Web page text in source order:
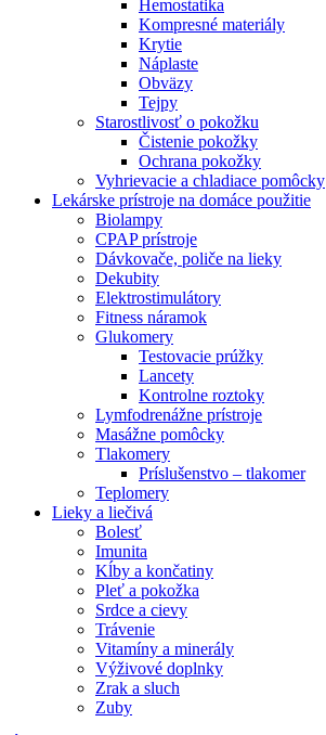
Hemostatika
Kompresné materiály
Krytie
Náplaste
Obväzy
Tejpy
Starostlivosť o pokožku
Čistenie pokožky
Ochrana pokožky
Vyhrievacie a chladiace pomôcky
Lekárske prístroje na domáce použitie
Biolampy
CPAP prístroje
Dávkovače, poliče na lieky
Dekubity
Elektrostimulátory
Fitness náramok
Glukomery
Testovacie prúžky
Lancety
Kontrolne roztoky
Lymfodrenážne prístroje
Masážne pomôcky
Tlakomery
Príslušenstvo – tlakomer
Teplomery
Lieky a liečivá
Bolesť
Imunita
Kĺby a končatiny
Pleť a pokožka
Srdce a cievy
Trávenie
Vitamíny a minerály
Výživové doplnky
Zrak a sluch
Zuby